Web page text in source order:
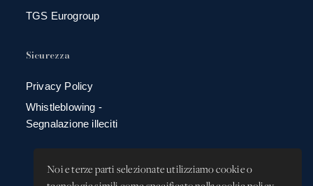
Noi e terze parti selezionate utilizziamo cookie o
TGS Eurogroup
Sicurezza
Privacy Policy
Whistleblowing -
Segnalazione illeciti